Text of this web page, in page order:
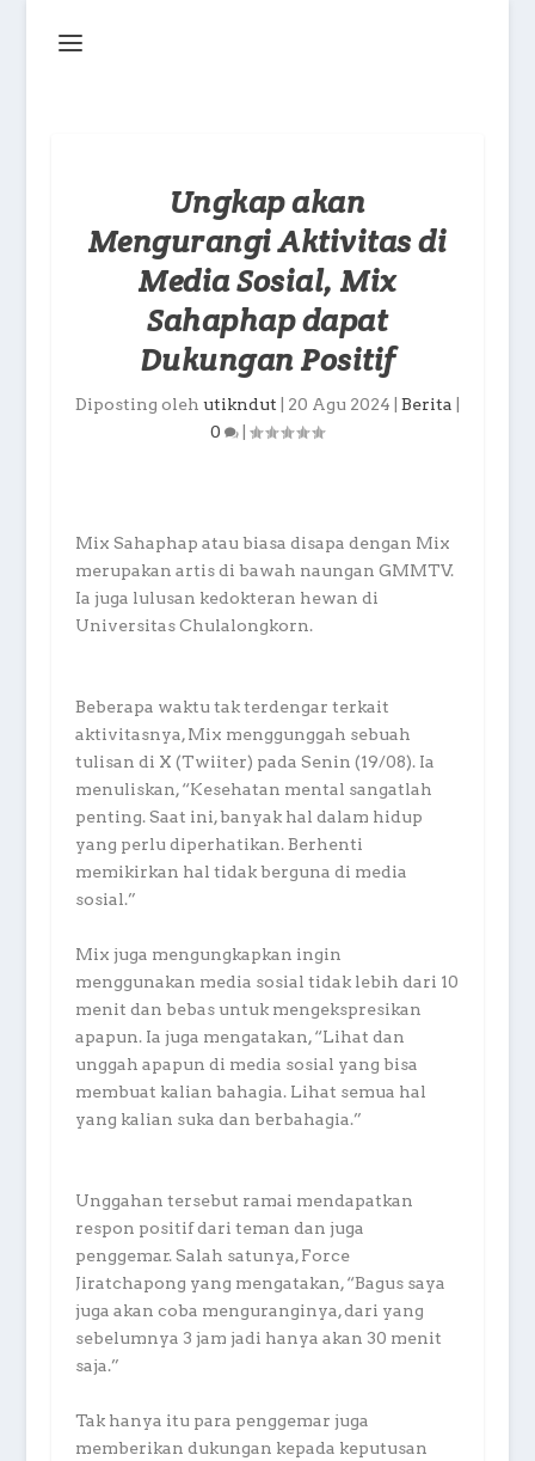
Ungkap akan
Mengurangi Aktivitas di
Media Sosial, Mix
Sahaphap dapat
Dukungan Positif
Diposting oleh utikndut 20 Agu 2024 Berita
0
|
Mix Sahaphap atau biasa disapa dengan Mix
merupakan artis di bawah naungan GMMTV.
Ia juga lulusan kedokteran hewan di
Universitas Chulalongkorn.
Beberapa waktu tak terdengar terkait
aktivitasnya, Mix menggunggah sebuah
tulisan di X (Twiiter) pada Senin (19/08). Ia
menuliskan, “Kesehatan mental sangatlah
penting. Saat ini, banyak hal dalam hidup
yang perlu diperhatikan. Berhenti
memikirkan hal tidak berguna di media
sosial.”
Mix juga mengungkapkan ingin
menggunakan media sosial tidak lebih dari 10
menit dan bebas untuk mengekspresikan
apapun. Ia juga mengatakan, “Lihat dan
unggah apapun di media sosial yang bisa
membuat kalian bahagia. Lihat semua hal
yang kalian suka dan berbahagia.”
Unggahan tersebut ramai mendapatkan
respon positif dari teman dan juga
penggemar. Salah satunya, Force
Jiratchapong yang mengatakan, “Bagus saya
juga akan coba menguranginya, dari yang
sebelumnya 3 jam jadi hanya akan 30 menit
saja.”
Tak hanya itu para penggemar juga
memberikan dukungan kepada keputusan